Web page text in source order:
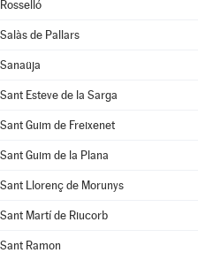
Rosselló
Salàs de Pallars
Sanaüja
Sant Esteve de la Sarga
Sant Guim de Freixenet
Sant Guim de la Plana
Sant Llorenç de Morunys
Sant Martí de Riucorb
Sant Ramon